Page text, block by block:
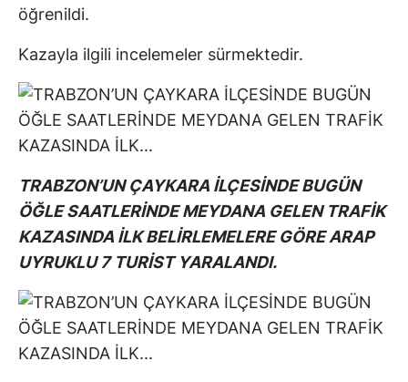
öğrenildi.
Kazayla ilgili incelemeler sürmektedir.
TRABZON’UN ÇAYKARA İLÇESİNDE BUGÜN
ÖĞLE SAATLERİNDE MEYDANA GELEN TRAFİK
KAZASINDA İLK BELİRLEMELERE GÖRE ARAP
UYRUKLU 7 TURİST YARALANDI.